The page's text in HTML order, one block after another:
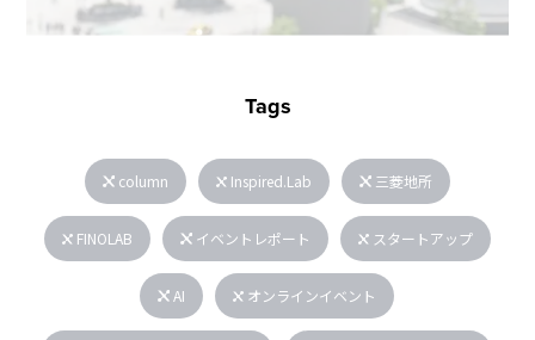
Tags
column Inspired.Lab 三菱地所
FINOLAB イベントレポート スタートアップ
AI オンラインイベント